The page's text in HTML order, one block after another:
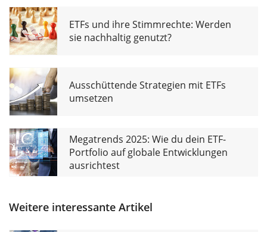
ETFs und ihre Stimmrechte: Werden
sie nachhaltig genutzt?
Ausschüttende Strategien mit ETFs
umsetzen
Megatrends 2025: Wie du dein ETF-
Portfolio auf globale Entwicklungen
ausrichtest
Weitere interessante Artikel